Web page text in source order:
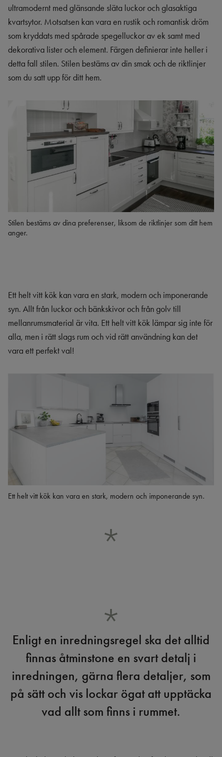
ultramodernt med glänsande släta luckor och glasaktiga
kvartsytor. Motsatsen kan vara en rustik och romantisk dröm
som kryddats med spårade spegelluckor av ek samt med
dekorativa lister och element. Färgen definierar inte heller i
detta fall stilen. Stilen bestäms av din smak och de riktlinjer
som du satt upp för ditt hem.
Stilen bestäms av dina preferenser, liksom de riktlinjer som ditt hem
anger.
Ett helt vitt kök kan vara en stark, modern och imponerande
syn. Allt från luckor och bänkskivor och från golv till
mellanrumsmaterial är vita. Ett helt vitt kök lämpar sig inte för
alla, men i rätt slags rum och vid rätt användning kan det
vara ett perfekt val!
Ett helt vitt kök kan vara en stark, modern och imponerande syn.
Enligt en inredningsregel ska det alltid
finnas åtminstone en svart detalj i
inredningen, gärna flera detaljer, som
på sätt och vis lockar ögat att upptäcka
vad allt som finns i rummet.